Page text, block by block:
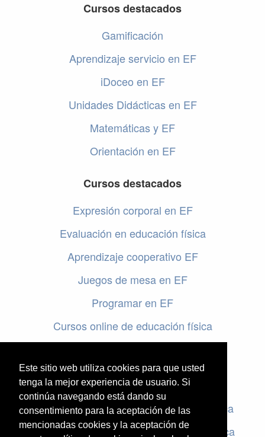
Este sitio web utiliza cookies para que usted
tenga la mejor experiencia de usuario. Si
continúa navegando está dando su
consentimiento para la aceptación de las
mencionadas cookies y la aceptación de
Cursos destacados
Gamificación
Aprendizaje servicio en EF
iDoceo en EF
Unidades Didácticas en EF
Matemáticas y EF
Orientación en EF
Cursos destacados
Expresión corporal en EF
Evaluación en educación física
Aprendizaje cooperativo EF
Juegos de mesa en EF
Programar en EF
Cursos online de educación física
Evaluación en educación física
Criterios de evaluación en educación física
Rúbricas de evaluación en educación física